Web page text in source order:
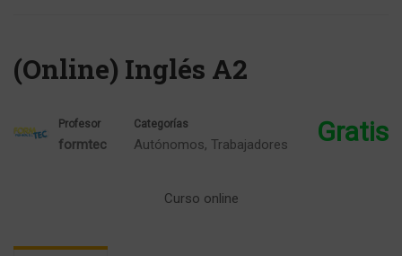
(Online) Inglés A2
Profesor
formtec
Categorías
Autónomos, Trabajadores Gratis
Curso online